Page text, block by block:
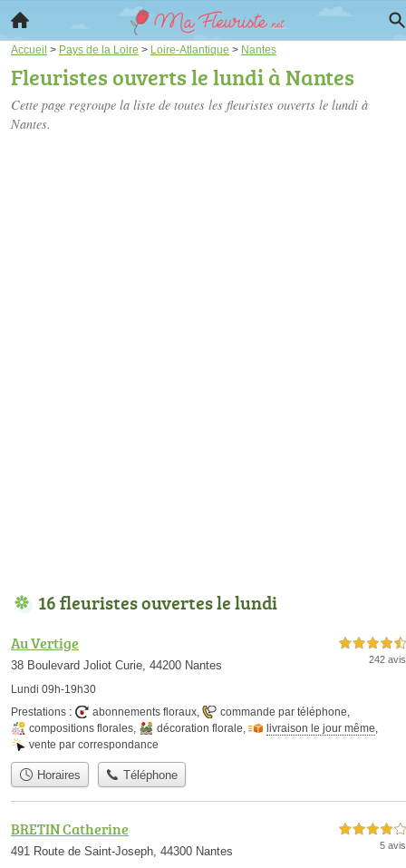
Accueil > Pays de la Loire > Loire-Atlantique > Nantes
Fleuristes ouverts le lundi à Nantes
Cette page regroupe la liste de toutes les fleuristes ouverts le lundi à
Nantes.
16 fleuristes ouvertes le lundi
Au Vertige
38 Boulevard Joliot Curie, 44200 Nantes
Lundi 09h-19h30
4,5 étoiles sur 5
242 avis
Prestations : abonnements floraux, commande par téléphone,
compositions florales, décoration florale, livraison le jour même,
vente par correspondance
Horaires Téléphone
BRETIN Catherine
491 Route de Saint-Joseph, 44300 Nantes
4,0 étoiles sur 5
5 avis